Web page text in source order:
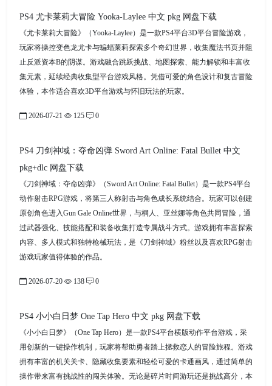
PS4 尤卡莱莉大冒险 Yooka-Laylee 中文 pkg 网盘下载
《尤卡莱莉大冒险》（Yooka-Laylee）是一款PS4平台3D平台冒险游戏，
玩家将操控变色龙尤卡与蝙蝠莱莉探索多个奇幻世界，收集魔法书页并阻
止反派资本B的阴谋。游戏融合跳跃挑战、地图探索、能力解锁和丰富收
集元素，延续经典收集型平台游戏风格。凭借可爱的角色设计和复古冒险
体验，本作适合喜欢3D平台游戏与怀旧玩法的玩家。
2026-07-21 125 0
PS4 刀剑神域：夺命凶弹 Sword Art Online: Fatal Bullet 中文
pkg+dlc 网盘下载
《刀剑神域：夺命凶弹》（Sword Art Online: Fatal Bullet）是一款PS4平台
动作射击RPG游戏，将第三人称射击与角色成长系统结合。玩家可以创建
原创角色进入Gun Gale Online世界，与桐人、亚丝娜等角色共同冒险，通
过武器强化、技能搭配和装备收集打造专属战斗方式。游戏拥有丰富探索
内容、多人模式和独特枪械玩法，是《刀剑神域》粉丝以及喜欢RPG射击
游戏玩家值得体验的作品。
2026-07-20 138 0
PS4 小小白日梦 One Tap Hero 中文 pkg 网盘下载
《小小白日梦》（One Tap Hero）是一款PS4平台横版动作平台游戏，采
用创新的一键操作机制，玩家将帮助勇者踏上拯救恋人的冒险旅程。游戏
拥有丰富的机关关卡、隐藏收集要素和轻松可爱的卡通画风，通过简单的
操作带来富有挑战性的闯关体验。无论是碎片时间游玩还是挑战高分，本